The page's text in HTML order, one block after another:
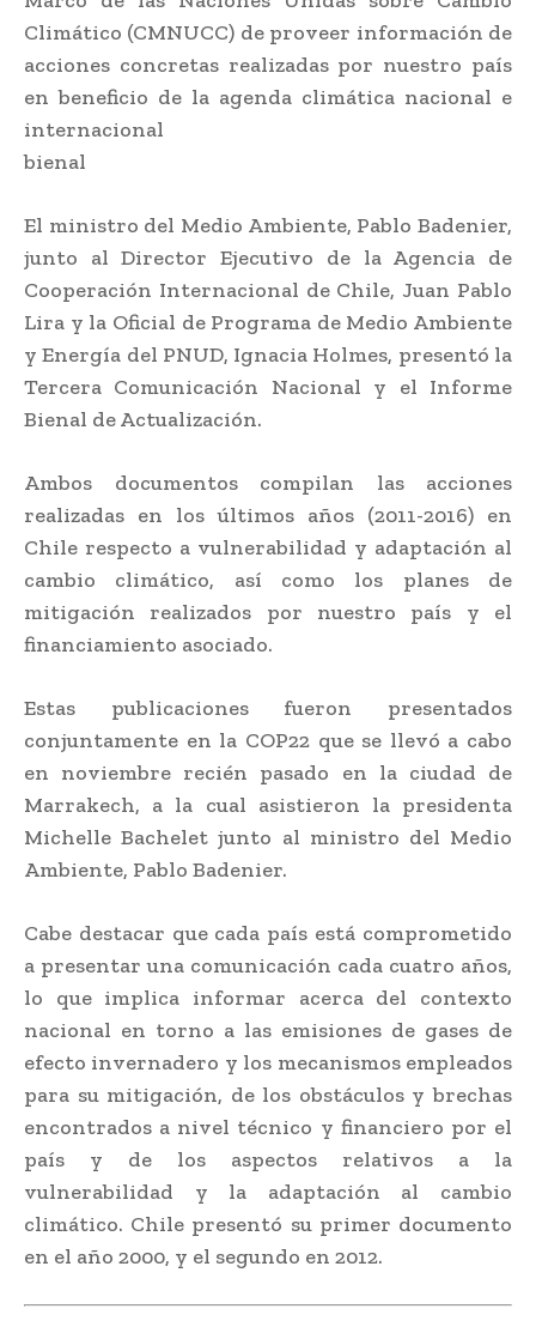
Climático (CMNUCC) de proveer información de
acciones concretas realizadas por nuestro país
en beneficio de la agenda climática nacional e
internacional
bienal
El ministro del Medio Ambiente, Pablo Badenier,
junto al Director Ejecutivo de la Agencia de
Cooperación Internacional de Chile, Juan Pablo
Lira y la Oficial de Programa de Medio Ambiente
y Energía del PNUD, Ignacia Holmes, presentó la
Tercera Comunicación Nacional y el Informe
Bienal de Actualización.
Ambos documentos compilan las acciones
realizadas en los últimos años (2011-2016) en
Chile respecto a vulnerabilidad y adaptación al
cambio climático, así como los planes de
mitigación realizados por nuestro país y el
financiamiento asociado.
Estas publicaciones fueron presentados
conjuntamente en la COP22 que se llevó a cabo
en noviembre recién pasado en la ciudad de
Marrakech, a la cual asistieron la presidenta
Michelle Bachelet junto al ministro del Medio
Ambiente, Pablo Badenier.
Cabe destacar que cada país está comprometido
a presentar una comunicación cada cuatro años,
lo que implica informar acerca del contexto
nacional en torno a las emisiones de gases de
efecto invernadero y los mecanismos empleados
para su mitigación, de los obstáculos y brechas
encontrados a nivel técnico y financiero por el
país y de los aspectos relativos a la
vulnerabilidad y la adaptación al cambio
climático. Chile presentó su primer documento
en el año 2000, y el segundo en 2012.